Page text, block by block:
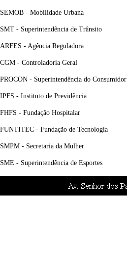
SEMOB - Mobilidade Urbana
SMT - Superintendência de Trânsito
ARFES - Agência Reguladora
CGM - Controladoria Geral
PROCON - Superintendência do Consumidor
IPFS - Instituto de Previdência
FHFS - Fundação Hospitalar
FUNTITEC - Fundação de Tecnologia
SMPM - Secretaria da Mulher
SME - Superintendência de Esportes